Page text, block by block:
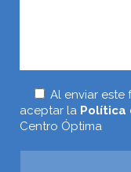
Al enviar
aceptar la Política
Centro Óptima